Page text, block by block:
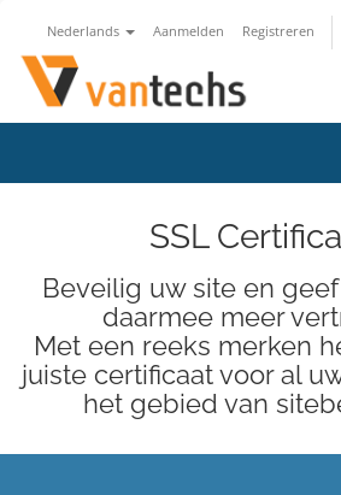
Nederlands Aanmelden Registreren
SSL
Beveilig uw site en
daarmee meer
Met een reeks merken
juiste certificaat voor al
het gebied van